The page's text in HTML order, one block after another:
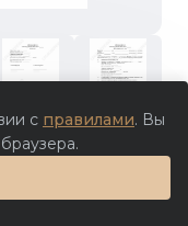
с правилами. Вы